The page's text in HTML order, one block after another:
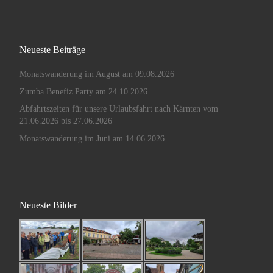
Neueste Beiträge
Monatswanderung im August am 09.08.2026
Zumba Benefiz Party am 24.10.2026
Abfahrtszeiten für unsere Urlaubsfahrt nach Kärnten vom
21.06.2026 bis 27.06.2026
Monatswanderung im Juni am 14.06.2026
Neueste Bilder